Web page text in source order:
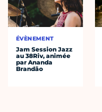
ÉVÈNEMENT
Jam Session Jazz
au 38Riv, animée
par Ananda
Brandão